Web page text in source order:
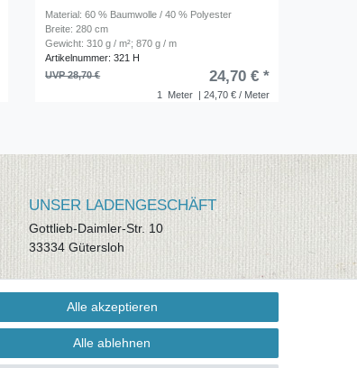
Material: 60 % Baumwolle / 40 % Polyester
Breite: 280 cm
Gewicht: 310 g / m²; 870 g / m
Artikelnummer: 321 H
1 Meter | 24,70 € / Meter
UVP 28,70 € 24,70 € *
UNSER LADENGESCHÄFT
Gottlieb-Daimler-Str. 10
33334 Gütersloh
ÖFFNUNGSZEITEN
Montag - Dienstag: 8.00 - 18.00 Uhr,
Mittwoch Ruhetag, Donnerstag: 8.00 -
18.00 Uhr, Freitag 8.00 - 14.00 Uhr
Alle akzeptieren
Alle ablehnen